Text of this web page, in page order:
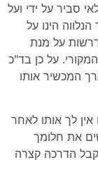
סביר על ידי ועל
הינו על
על מנת
על כן בד"כ
המכשיר אותו
לך אותו לאחר
את חלומך
הדרכה קצרה